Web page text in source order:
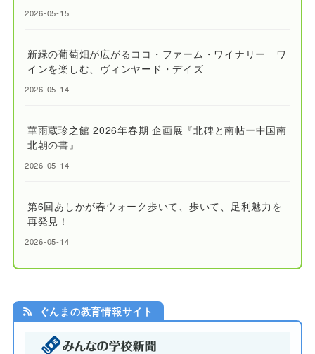
2026-05-15
新緑の葡萄畑が広がるココ・ファーム・ワイナリー ワ
インを楽しむ、ヴィンヤード・デイズ
2026-05-14
華雨蔵珍之館 2026年春期 企画展『北碑と南帖ー中国南
北朝の書』
2026-05-14
第6回あしかが春ウォーク歩いて、歩いて、足利魅力を
再発見！
2026-05-14
ぐんまの教育情報サイト